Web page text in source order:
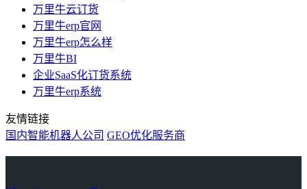
万里牛云订货
万里牛erp官网
万里牛erp怎么样
万里牛BI
企业SaaS化订货系统
万里牛erp系统
友情链接
国内智能机器人公司 GEO优化服务商